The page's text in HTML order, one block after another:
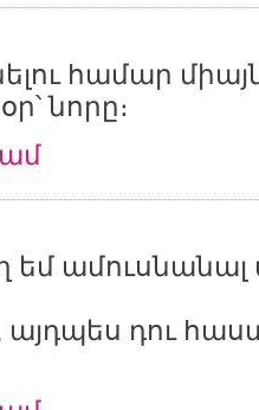
համար
նորը։
եմ
այդպես դու